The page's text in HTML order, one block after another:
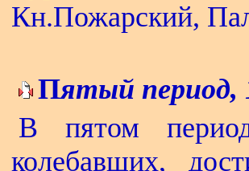
Кн.Пожарский,
Пятый период,
В пятом
колебавших,